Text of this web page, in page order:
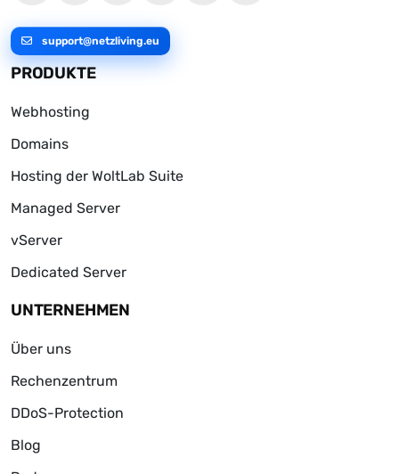
support@netzliving.eu
PRODUKTE
Webhosting
Domains
Hosting der WoltLab Suite
Managed Server
vServer
Dedicated Server
UNTERNEHMEN
Über uns
Rechenzentrum
DDoS-Protection
Blog